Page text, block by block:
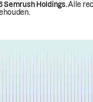
Semrush Holdings.Alle